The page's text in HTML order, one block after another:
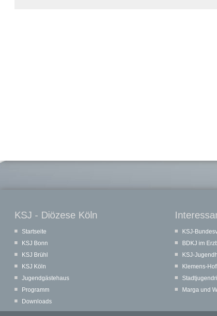
KSJ - Diözese Köln
Startseite
KSJ Bonn
KSJ Brühl
KSJ Köln
Jugendgästehaus
Programm
Downloads
KSJ-
BDKJ im
KSJ-
Klemens-
Marga und